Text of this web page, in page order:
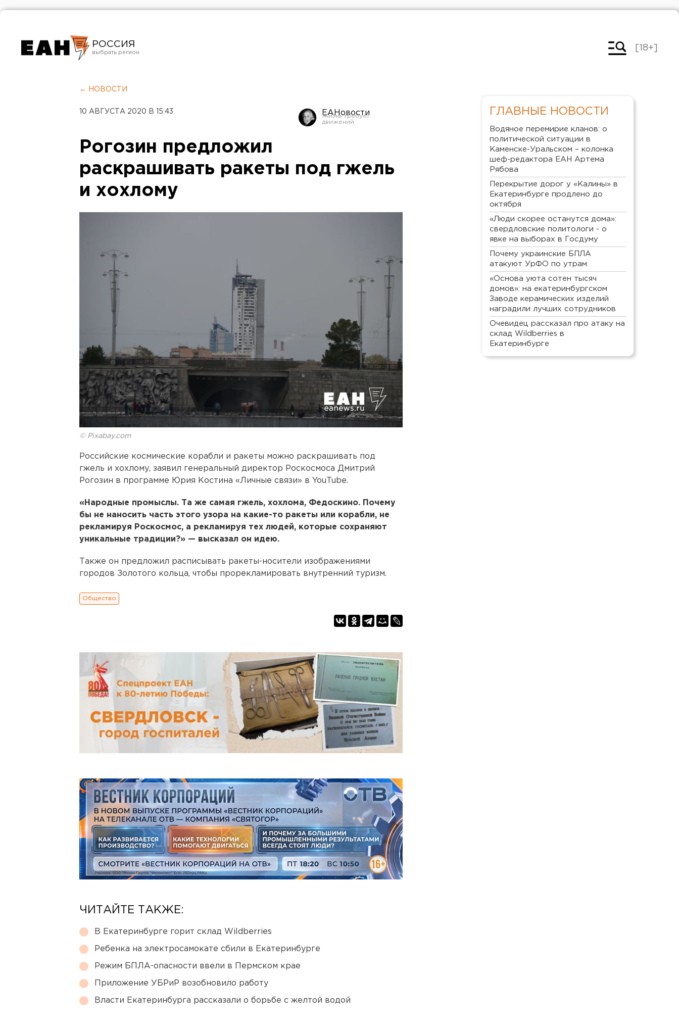
РОССИЯ
Челябинск
[18+]
← НОВОСТИ
10 АВГУСТА 2020 В 15:43 ЕАНовости
Рогозин предложил
раскрашивать ракеты под гжель
и хохлому
© Pixabay.com
Российские космические корабли и ракеты можно раскрашивать под
гжель и хохлому, заявил генеральный директор Роскосмоса Дмитрий
Рогозин в программе Юрия Костина «Личные связи» в YouTube.
«Народные промыслы. Та же самая гжель, хохлома, Федоскино. Почему
бы не наносить часть этого узора на какие-то ракеты или корабли, не
рекламируя Роскосмос, а рекламируя тех людей, которые сохраняют
уникальные традиции?» — высказал он идею.
Также он предложил расписывать ракеты-носители изображениями
городов Золотого кольца, чтобы прорекламировать внутренний туризм.
Общество
ЧИТАЙТЕ ТАКЖЕ:
В Екатеринбурге горит склад Wildberries
Ребенка на электросамокате сбили в Екатеринбурге
Режим БПЛА-опасности ввели в Пермском крае
Приложение УБРиР возобновило работу
Власти Екатеринбурга рассказали о борьбе с желтой водой
ГЛАВНЫЕ НОВОСТИ
Водяное перемирие кланов: о
политической ситуации в
Каменске-Уральском – колонка
шеф-редактора ЕАН Артема
Рябова
Перекрытие дорог у «Калины» в
Екатеринбурге продлено до
октября
«Люди скорее останутся дома»:
свердловские политологи - о
явке на выборах в Госдуму
Почему украинские БПЛА
атакуют УрФО по утрам
«Основа уюта сотен тысяч
домов»: на екатеринбургском
Заводе керамических изделий
наградили лучших сотрудников
Очевидец рассказал про атаку на
склад Wildberries в
Екатеринбурге